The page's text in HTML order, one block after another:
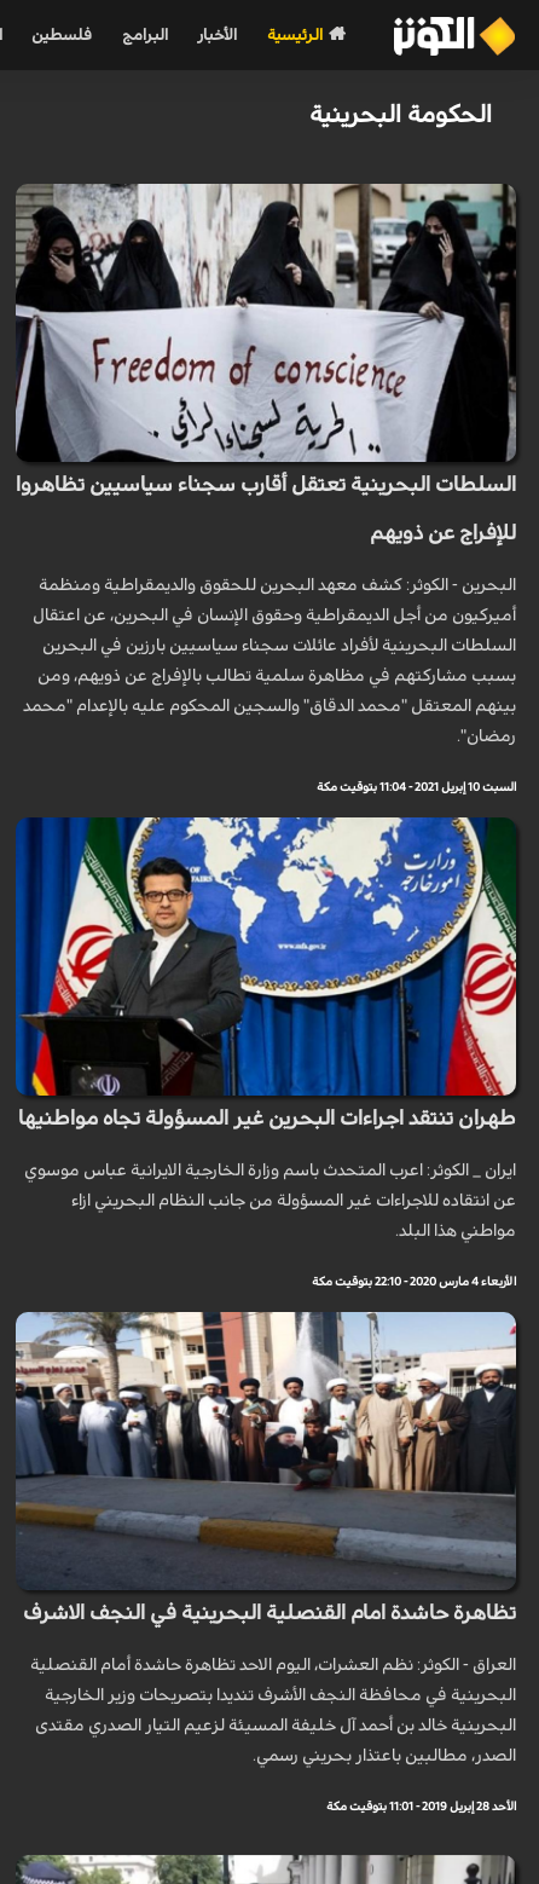
الرئيسية الأخبار البرامج فلسطين
الحكومة البحرينية
السلطات البحرينية تعتقل أقارب سجناء سياسيين تظاهروا
للإفراج عن ذويهم
البحرين - الكوثر: كشف معهد البحرين للحقوق والديمقراطية ومنظمة
أميركيون من أجل الديمقراطية وحقوق الإنسان في البحرين، عن اعتقال
السلطات البحرينية لأفراد عائلات سجناء سياسيين بارزين في البحرين
بسبب مشاركتهم في مظاهرة سلمية تطالب بالإفراج عن ذويهم، ومن
بينهم المعتقل "محمد الدقاق" والسجين المحكوم عليه بالإعدام "محمد
رمضان".
السبت 10 إبريل 2021 - 11:04 بتوقيت مكة
طهران تنتقد اجراءات البحرين غير المسؤولة تجاه مواطنيها
ايران _ الكوثر: اعرب المتحدث باسم وزارة الخارجية الايرانية عباس موسوي
عن انتقاده للاجراءات غير المسؤولة من جانب النظام البحريني ازاء
مواطني هذا البلد.
الأربعاء 4 مارس 2020 - 22:10 بتوقيت مكة
تظاهرة حاشدة امام القنصلية البحرينية في النجف الاشرف
العراق - الكوثر: نظم العشرات، اليوم الاحد تظاهرة حاشدة أمام القنصلية
البحرينية في محافظة النجف الأشرف تنديدا بتصريحات وزير الخارجية
البحرينية خالد بن أحمد آل خليفة المسيئة لزعيم التيار الصدري مقتدى
الصدر، مطالبين باعتذار بحريني رسمي.
الأحد 28 إبريل 2019 - 11:01 بتوقيت مكة